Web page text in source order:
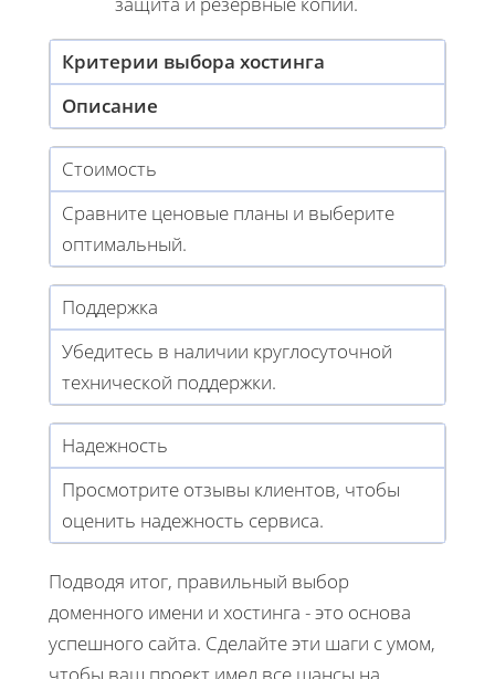
Критерии выбора хостинга
Описание
Стоимость
Сравните ценовые планы и выберите
оптимальный.
Поддержка
Убедитесь в наличии круглосуточной
технической поддержки.
Надежность
Просмотрите отзывы клиентов, чтобы
оценить надежность сервиса.
Подводя итог, правильный выбор
доменного имени и хостинга - это основа
успешного сайта. Сделайте эти шаги с умом,
чтобы ваш проект имел все шансы на